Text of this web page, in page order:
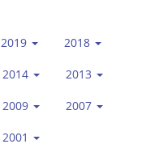
2019 2018
2014 2013
2009 2007
2001